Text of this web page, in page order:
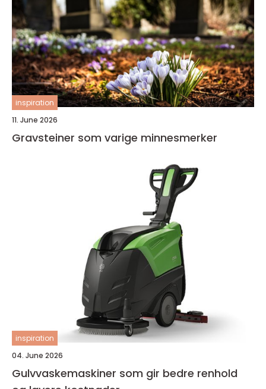
inspiration
11. June 2026
Gravsteiner som varige minnesmerker
inspiration
04. June 2026
Gulvvaskemaskiner som gir bedre renhold